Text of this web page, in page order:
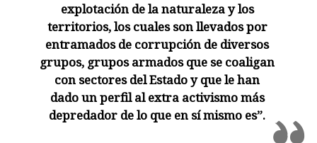
explotación de la naturaleza y los
territorios, los cuales son llevados por
entramados de corrupción de diversos
grupos, grupos armados que se coaligan
con sectores del Estado y que le han
dado un perfil al extra activismo más
depredador de lo que en sí mismo es”.